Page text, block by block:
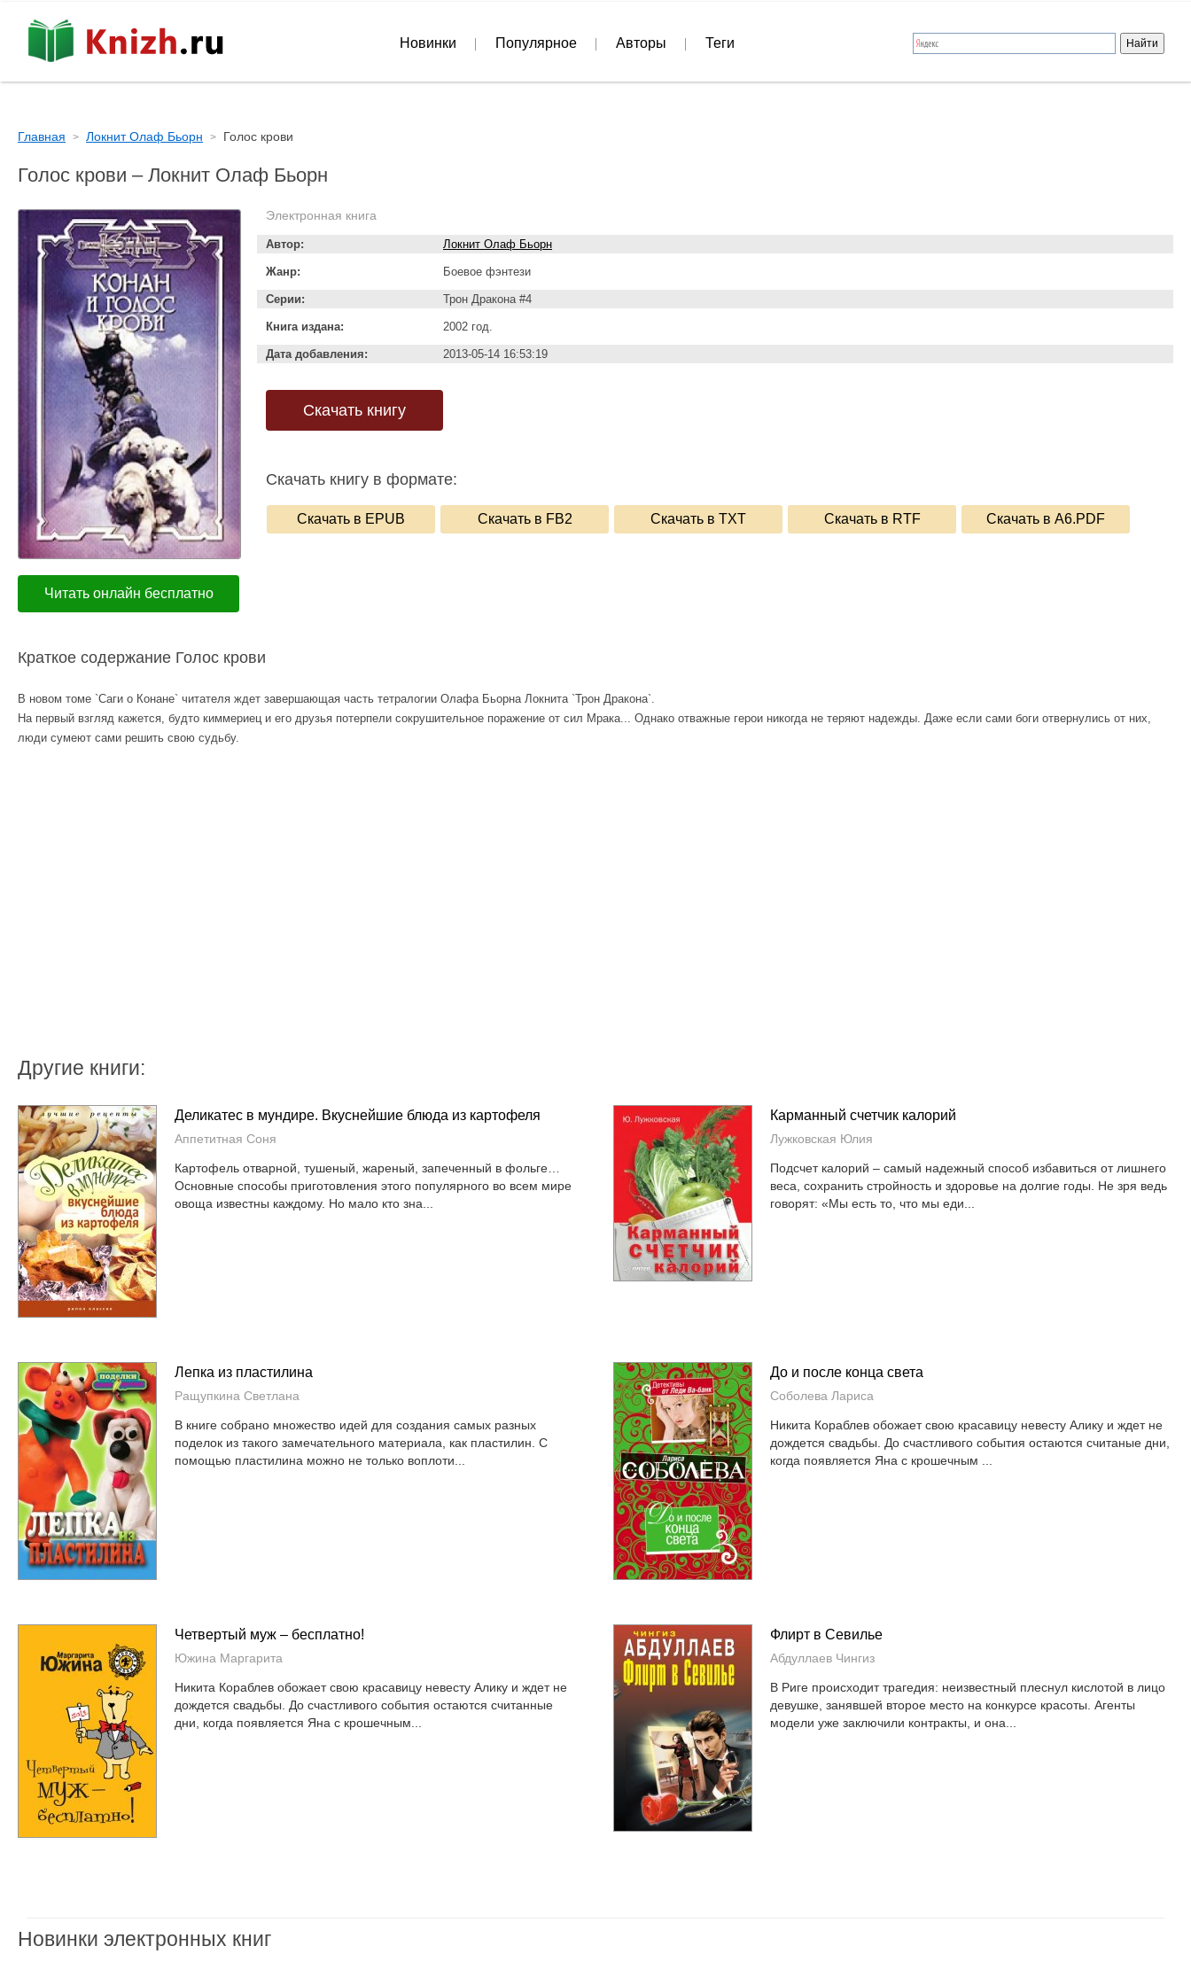
Главная Локнит Олаф Бьорн Голос крови
Голос крови – Локнит Олаф Бьорн
Читать онлайн бесплатно
Электронная книга
Автор: Локнит Олаф Бьорн
Жанр: Боевое фэнтези
Серии: Трон Дракона #4
Книга издана: 2002 год.
Дата добавления: 2013-05-14 16:53:19
Скачать книгу
Скачать книгу в формате:
Скачать в EPUB Скачать в FB2 Скачать в TXT Скачать в RTF Скачать в A6.PDF
Краткое содержание Голос крови
В новом томе `Саги о Конане` читателя ждет завершающая часть тетралогии Олафа Бьорна Локнита `Трон Дракона`.
На первый взгляд кажется, будто киммериец и его друзья потерпели сокрушительное поражение от сил Мрака... Однако отважные герои никогда не теряют надежды. Даже если сами боги отвернулись от них,
люди сумеют сами решить свою судьбу.
Другие книги:
Деликатес в мундире. Вкуснейшие блюда из картофеля
Аппетитная Соня
Картофель отварной, тушеный, жареный, запеченный в фольге…
Основные способы приготовления этого популярного во всем мире
овоща известны каждому. Но мало кто зна...
Карманный счетчик калорий
Лужковская Юлия
Подсчет калорий – самый надежный способ избавиться от лишнего
веса, сохранить стройность и здоровье на долгие годы. Не зря ведь
говорят: «Мы есть то, что мы еди...
Лепка из пластилина
Ращупкина Светлана
В книге собрано множество идей для создания самых разных
поделок из такого замечательного материала, как пластилин. С
помощью пластилина можно не только воплоти...
До и после конца света
Соболева Лариса
Никита Кораблев обожает свою красавицу невесту Алику и ждет не
дождется свадьбы. До счастливого события остаются считаные дни,
когда появляется Яна с крошечным ...
Четвертый муж – бесплатно!
Южина Маргарита
Никита Кораблев обожает свою красавицу невесту Алику и ждет не
дождется свадьбы. До счастливого события остаются считанные
дни, когда появляется Яна с крошечным...
Флирт в Севилье
Абдуллаев Чингиз
В Риге происходит трагедия: неизвестный плеснул кислотой в лицо
девушке, занявшей второе место на конкурсе красоты. Агенты
модели уже заключили контракты, и она...
Новинки электронных книг
Новинки Популярное Авторы Теги